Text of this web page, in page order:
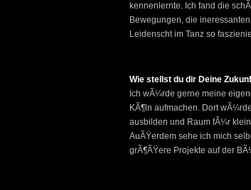
kennenlernte. Ich fand die
Bewegungen, die
Leidenscht im Tanz so
Wie stellst du dir Deine
Ich wÃ¼rde gerne meine
KÃ¶ln aufmachen. Dort
ausbilden und Raum fÃ¼r
AuÃŸerdem sehe ich mich
grÃ¶ÃŸere Projekte auf der